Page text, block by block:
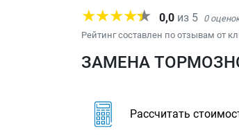
0,0 из 5 0
Рейтинг составлен по отзывам от
ЗАМЕНА
Рассчитать